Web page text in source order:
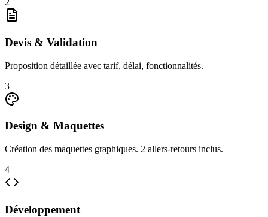
2
Devis & Validation
Proposition détaillée avec tarif, délai, fonctionnalités.
3
Design & Maquettes
Création des maquettes graphiques. 2 allers-retours inclus.
4
Développement